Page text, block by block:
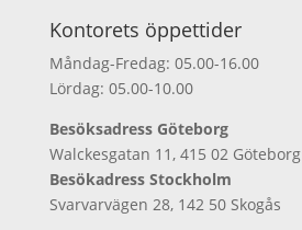
Kontorets öppettider
Måndag-Fredag: 05.00-16.00
Lördag: 05.00-10.00
Besöksadress Göteborg
Walckesgatan 11, 415 02 Göteborg
Besökadress Stockholm
Svarvarvägen 28, 142 50 Skogås